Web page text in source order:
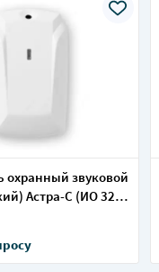
охранный звуковой
Астра-С (ИО 329-